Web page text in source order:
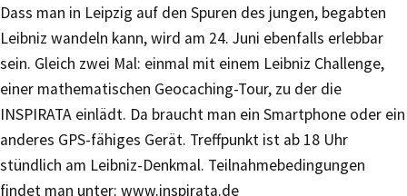
Dass man in Leipzig auf den Spuren des jungen, begabten
Leibniz wandeln kann, wird am 24. Juni ebenfalls erlebbar
sein. Gleich zwei Mal: einmal mit einem Leibniz Challenge,
einer mathematischen Geocaching-Tour, zu der die
INSPIRATA einlädt. Da braucht man ein Smartphone oder ein
anderes GPS-fähiges Gerät. Treffpunkt ist ab 18 Uhr
stündlich am Leibniz-Denkmal. Teilnahmebedingungen
findet man unter: www.inspirata.de